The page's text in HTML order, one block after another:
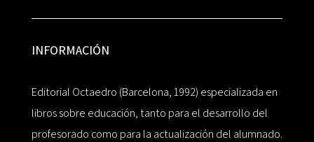
INFORMACIÓN
Editorial Octaedro (Barcelona, 1992) especializada en
libros sobre educación, tanto para el desarrollo del
profesorado como para la actualización del alumnado.